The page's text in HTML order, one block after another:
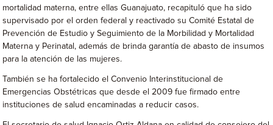
mortalidad materna, entre ellas Guanajuato, recapituló que ha sido
supervisado por el orden federal y reactivado su Comité Estatal de
Prevención de Estudio y Seguimiento de la Morbilidad y Mortalidad
Materna y Perinatal, además de brinda garantía de abasto de insumos
para la atención de las mujeres.
También se ha fortalecido el Convenio Interinstitucional de
Emergencias Obstétricas que desde el 2009 fue firmado entre
instituciones de salud encaminadas a reducir casos.